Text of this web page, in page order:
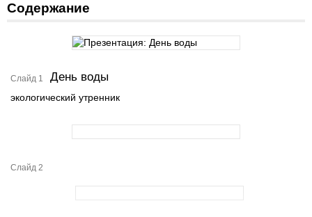
Содержание
Слайд 1 День воды
экологический утренник
Слайд 2